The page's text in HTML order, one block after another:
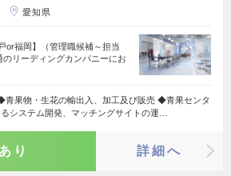
愛知県
or福岡】（管理職候補～担当
リーディングカンパニーにお
青果物・生花の輸出入、加工及び販売 ◆青果センタ
システム開発、マッチングサイトの運…
り 詳細へ